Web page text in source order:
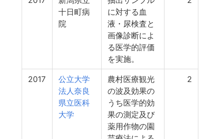
十日町病
院
に対する血
液・尿検査と
画像診断によ
る医学的評価
を実施。
2017
公立大学
法人奈良
県立医科
大学
農村医療観光
の波及効果の
うち医学的効
果の測定及び
薬用作物の園
2